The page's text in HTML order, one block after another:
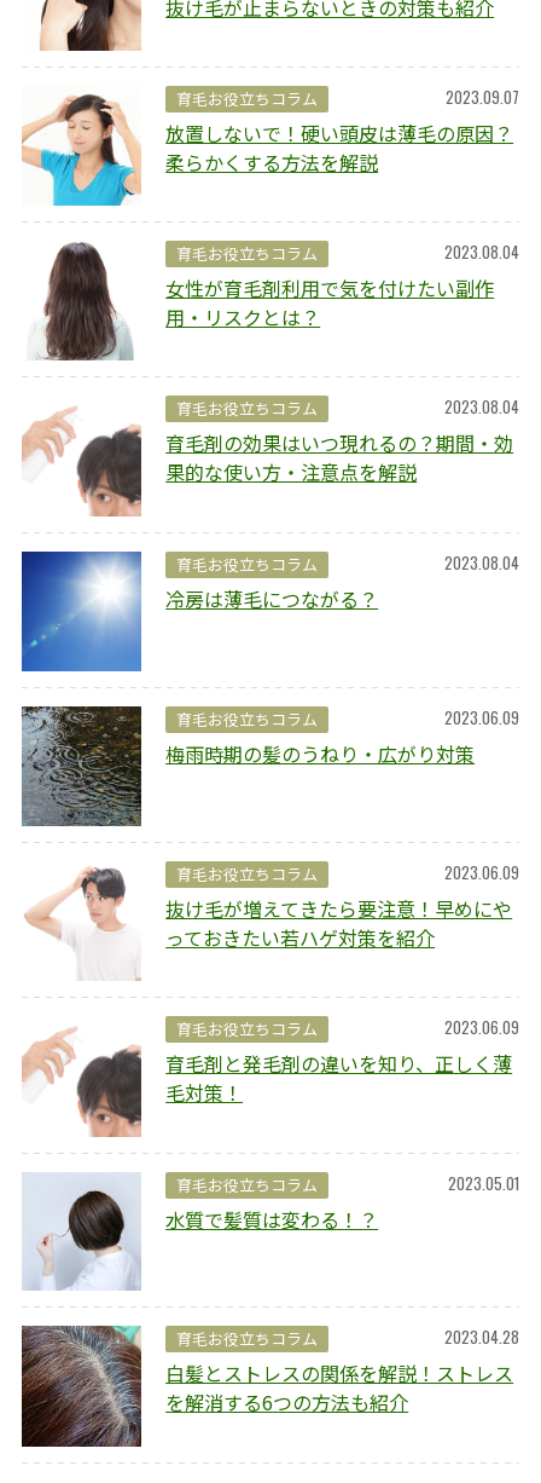
抜け毛が止まらないときの対策も紹介
育毛お役立ちコラム 2023.09.07
放置しないで！硬い頭皮は薄毛の原因？
柔らかくする方法を解説
育毛お役立ちコラム 2023.08.04
女性が育毛剤利用で気を付けたい副作
用・リスクとは？
育毛お役立ちコラム 2023.08.04
育毛剤の効果はいつ現れるの？期間・効
果的な使い方・注意点を解説
育毛お役立ちコラム 2023.08.04
冷房は薄毛につながる？
育毛お役立ちコラム 2023.06.09
梅雨時期の髪のうねり・広がり対策
育毛お役立ちコラム 2023.06.09
抜け毛が増えてきたら要注意！早めにや
っておきたい若ハゲ対策を紹介
育毛お役立ちコラム 2023.06.09
育毛剤と発毛剤の違いを知り、正しく薄
毛対策！
育毛お役立ちコラム 2023.05.01
水質で髪質は変わる！？
育毛お役立ちコラム 2023.04.28
白髪とストレスの関係を解説！ストレス
を解消する6つの方法も紹介